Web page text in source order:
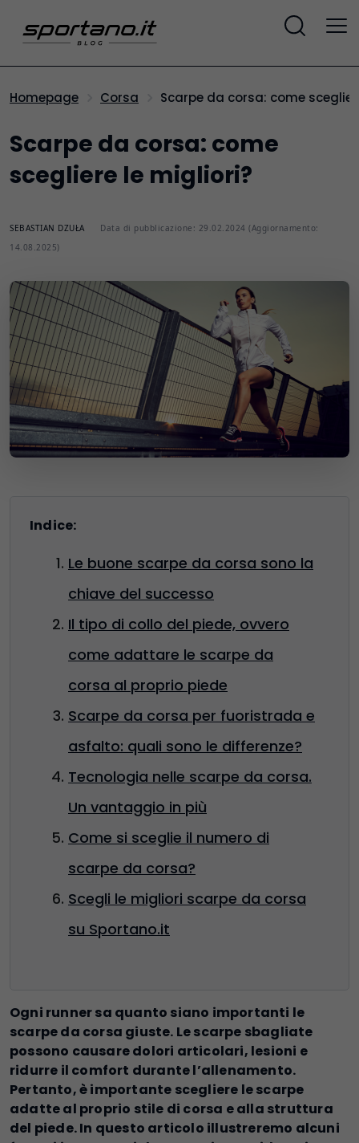
Homepage Corsa Scarpe da corsa: come
Scarpe da corsa: come
scegliere le migliori?
SEBASTIAN DZUŁA
Data di pubblicazione: 29.02.2024 (Aggiornamento:
14.08.2025)
Indice:
Le buone scarpe da corsa sono la
chiave del successo
Il tipo di collo del piede, ovvero
come adattare le scarpe da
corsa al proprio piede
Scarpe da corsa per fuoristrada e
asfalto: quali sono le differenze?
Tecnologia nelle scarpe da corsa.
Un vantaggio in più
Come si sceglie il numero di
scarpe da corsa?
Scegli le migliori scarpe da corsa
su Sportano.it
Ogni runner sa quanto siano importanti le
scarpe da corsa giuste. Le scarpe sbagliate
possono causare dolori articolari, lesioni e
ridurre il comfort durante l’allenamento.
Pertanto, è importante scegliere le scarpe
adatte al proprio stile di corsa e alla struttura
del piede. In questo articolo illustreremo alcuni